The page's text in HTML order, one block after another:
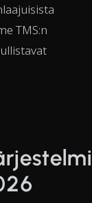
TMS:n